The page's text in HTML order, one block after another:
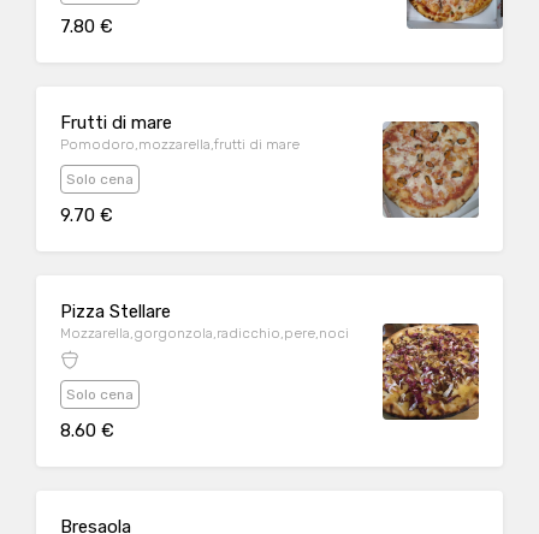
7.80 €
Frutti di mare
Pomodoro,mozzarella,frutti di mare
Solo cena
9.70 €
Pizza Stellare
Mozzarella,gorgonzola,radicchio,pere,noci
Solo cena
8.60 €
Bresaola